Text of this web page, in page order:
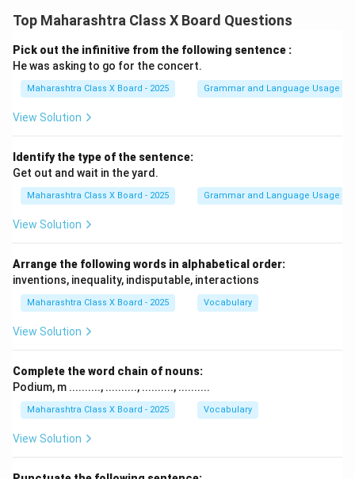
Top Maharashtra Class X Board Questions
Pick out the infinitive from the following sentence :
He was asking to go for the concert.
Maharashtra Class X Board - 2025 Grammar and Language Usage
View Solution
Identify the type of the sentence:
Get out and wait in the yard.
Maharashtra Class X Board - 2025 Grammar and Language Usage
View Solution
Arrange the following words in alphabetical order:
inventions, inequality, indisputable, interactions
Maharashtra Class X Board - 2025 Vocabulary
View Solution
Complete the word chain of nouns:
Podium, m .........., .........., .........., ..........
Maharashtra Class X Board - 2025 Vocabulary
View Solution